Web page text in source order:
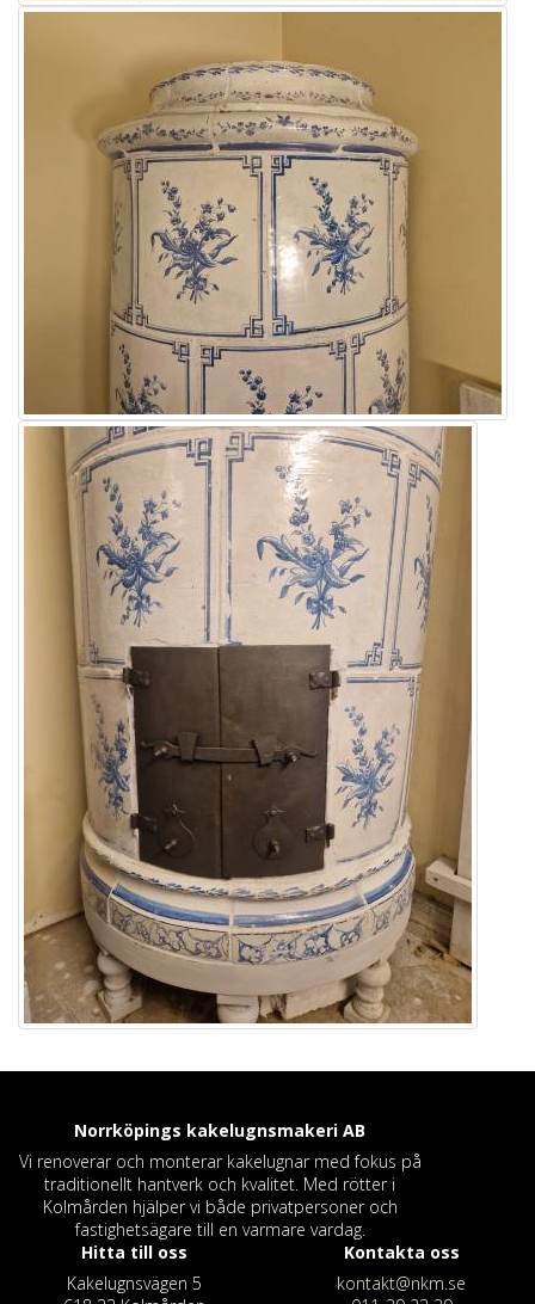
Norrköpings kakelugnsmakeri AB
Vi renoverar och monterar kakelugnar med fokus på
traditionellt hantverk och kvalitet. Med rötter i
Kolmården hjälper vi både privatpersoner och
fastighetsägare till en varmare vardag.
Hitta till oss
Kakelugnsvägen 5
Kontakta oss
kontakt@nkm.se